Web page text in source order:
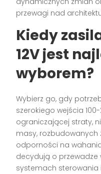
przewagi nad
Kiedy
12V jest
wyborem?
Wybierz go, gdy
szerokiego wejścia
ograniczającej straty,
masy, rozbudowanych
odporności na
decydują o przewadze
systemach sterowania